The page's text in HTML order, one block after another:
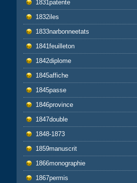
1831patente
1832iles
1833narbonneetats
1841feuilleton
1842diplome
1845affiche
1845passe
1846province
1847double
1848-1873
1859manuscrit
1866monographie
1867permis